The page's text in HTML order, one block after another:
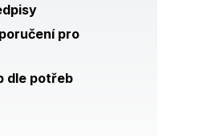
pro
dle potřeb